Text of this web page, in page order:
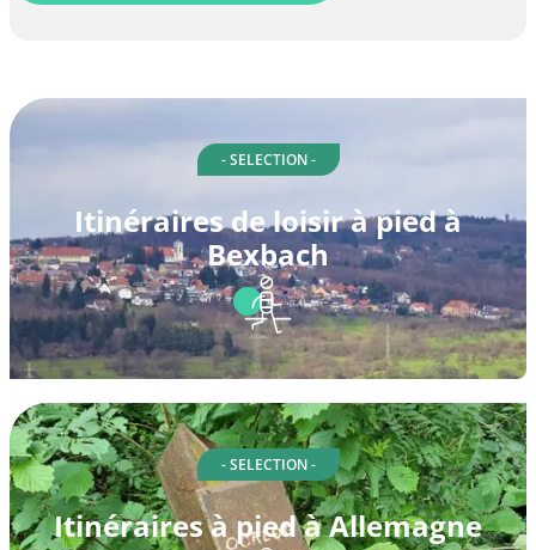
- SELECTION -
Itinéraires de loisir à pied à
Bexbach
- SELECTION -
Itinéraires à pied à Allemagne